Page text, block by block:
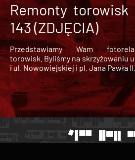
Remonty
143 (ZDJĘCIA)
Przedstawiamy Wam
torowisk. Byliśmy na skrzyżowaniu
i ul. Nowowiejskiej i pl. Jana Pawła II.